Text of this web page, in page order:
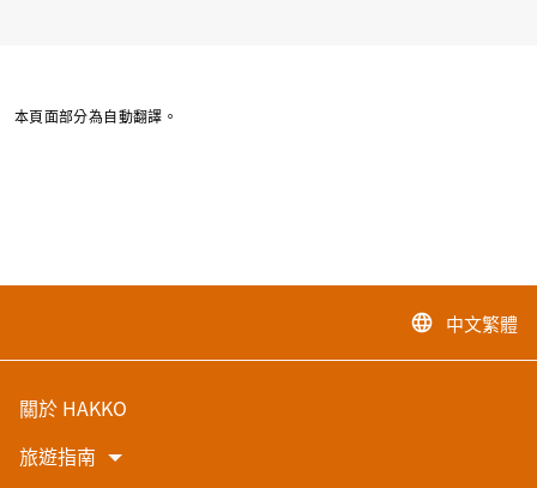
本頁面部分為自動翻譯。
language 中文繁體
關於 HAKKO
旅遊指南